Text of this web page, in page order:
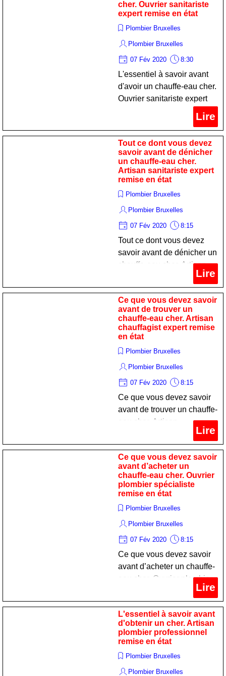
cher. Ouvrier sanitariste
expert remise en état
Plombier Bruxelles
Plombier Bruxelles
07 Fév 2020 8:30
L'essentiel à savoir avant
d'avoir un chauffe-eau cher.
Ouvrier sanitariste expert
Lire
Tout ce dont vous devez
savoir avant de dénicher
un chauffe-eau cher.
Artisan sanitariste expert
remise en état
Plombier Bruxelles
Plombier Bruxelles
07 Fév 2020 8:15
Tout ce dont vous devez
savoir avant de dénicher un
chauffe-eau cher. Artisan
sanitariste expert remise en
état
Lire
Ce que vous devez savoir
avant de trouver un
chauffe-eau cher. Artisan
chauffagist expert remise
en état
Plombier Bruxelles
Plombier Bruxelles
07 Fév 2020 8:15
Ce que vous devez savoir
avant de trouver un chauffe-
eau cher. Artisan
chauffagist expert remise
en état
Lire
Ce que vous devez savoir
avant d’acheter un
chauffe-eau cher. Ouvrier
plombier spécialiste
remise en état
Plombier Bruxelles
Plombier Bruxelles
07 Fév 2020 8:15
Ce que vous devez savoir
avant d’acheter un chauffe-
eau cher. Ouvrier plombier
spécialiste remise en état
Lire
L'essentiel à savoir avant
d'obtenir un cher. Artisan
plombier professionnel
remise en état
Plombier Bruxelles
Plombier Bruxelles